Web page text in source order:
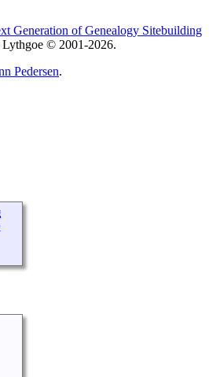
Generation of Genealogy Sitebuilding
© 2001-2026.
Pedersen.